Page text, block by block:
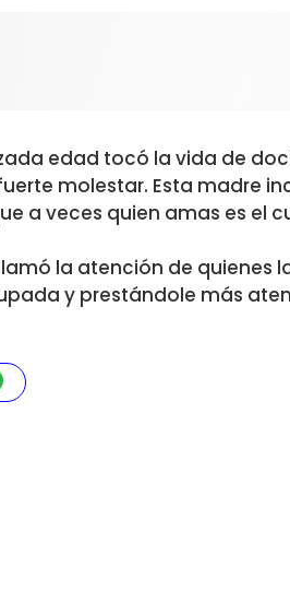
edad tocó la vida de
molestar. Esta madre
a veces quien amas es el
la atención de quienes
y prestándole más